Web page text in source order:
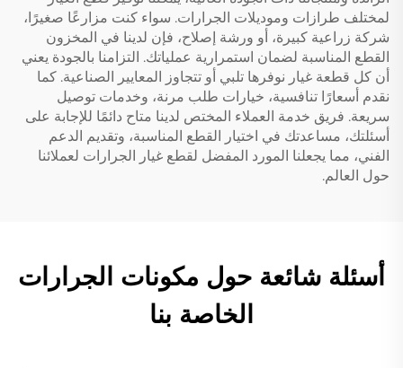
لمختلف طرازات وموديلات الجرارات. سواء كنت مزارعًا صغيرًا،
شركة زراعية كبيرة، أو ورشة إصلاح، فإن لدينا في المخزون
القطع المناسبة لضمان استمرارية عملياتك. التزامنا بالجودة يعني
أن كل قطعة غيار نوفرها تلبي أو تتجاوز المعايير الصناعية. كما
نقدم أسعارًا تنافسية، خيارات طلب مرنة، وخدمات توصيل
سريعة. فريق خدمة العملاء المختص لدينا متاح دائمًا للإجابة على
أسئلتك، مساعدتك في اختيار القطع المناسبة، وتقديم الدعم
الفني، مما يجعلنا المورد المفضل لقطع غيار الجرارات لعملائنا
حول العالم.
أسئلة شائعة حول مكونات الجرارات
الخاصة بنا